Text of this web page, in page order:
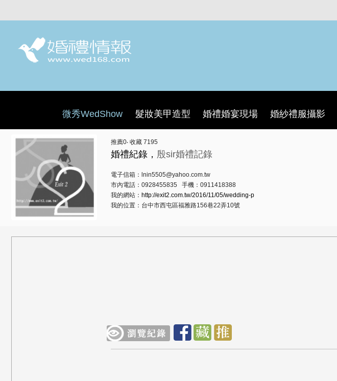
微秀WedShow 髮妝美甲造型 婚禮婚宴現場 婚紗禮服攝影
推薦0‧ 收藏 7195
婚禮紀錄， 殷sir婚禮記錄
電子信箱：lnin5505@yahoo.com.tw
市內電話：0928455835 手機：0911418388
我的網站： http://exit2.com.tw/2016/11/05/wedding-p
我的位置：台中市西屯區福雅路156巷22弄10號